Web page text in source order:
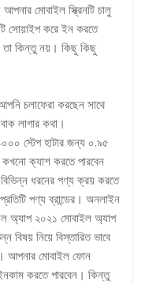
মোবাইল স্ক্রিনটি চালু
সোয়াইপ করে ইন করতে
তা কিন্তু নয়। কিছু কিছু
করছেন সাথে
লাগার কথা।
স্টেপ হাটার জন্য ০.৯৫
ক্যাশ করতে পারবেন
ধরনের পণ্য ক্রয় করতে
পণ্য ব্রান্ডের। অনলাইন
অ্যাপ ২০২১ মোবাইল অ্যাপ
নিয়ে বিস্তারিত ভাবে
আপনার মোবাইল ফোন
করতে পারবেন। কিন্তু